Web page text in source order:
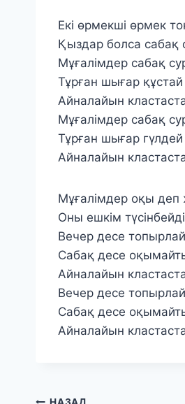
Екі өрмекші өрмек
Қыздар болса сабақ
Мұғалімдер сабақ
Тұрған шығар
Айналайын
Мұғалімдер сабақ
Тұрған шығар
Айналайын
Мұғалімдер оқы деп
Оны ешкім
Вечер десе
Сабақ десе
Айналайын
Вечер десе
Сабақ десе
Айналайын